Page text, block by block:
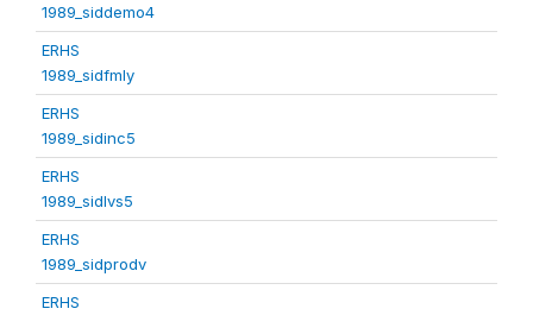
1989_siddemo4
ERHS
1989_sidfmly
ERHS
1989_sidinc5
ERHS
1989_sidlvs5
ERHS
1989_sidprodv
ERHS